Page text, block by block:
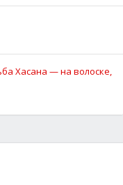
Хасана — на волоске,